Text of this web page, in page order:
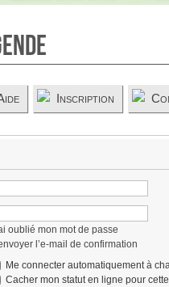
Inscription
oublié mon mot de passe
l’e-mail de confirmation
Me connecter automatiquement à
Cacher mon statut en ligne pour